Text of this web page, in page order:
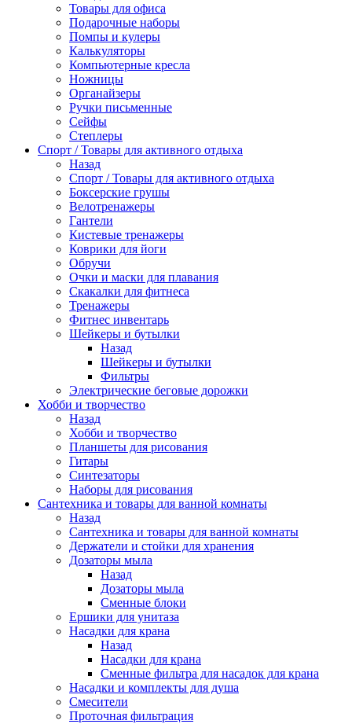
Товары для офиса
Подарочные наборы
Помпы и кулеры
Калькуляторы
Компьютерные кресла
Ножницы
Органайзеры
Ручки письменные
Сейфы
Степлеры
Спорт / Товары для активного отдыха
Назад
Спорт / Товары для активного отдыха
Боксерские грушы
Велотренажеры
Гантели
Кистевые тренажеры
Коврики для йоги
Обручи
Очки и маски для плавания
Скакалки для фитнеса
Тренажеры
Фитнес инвентарь
Шейкеры и бутылки
Назад
Шейкеры и бутылки
Фильтры
Электрические беговые дорожки
Хобби и творчество
Назад
Хобби и творчество
Планшеты для рисования
Гитары
Синтезаторы
Наборы для рисования
Сантехника и товары для ванной комнаты
Назад
Сантехника и товары для ванной комнаты
Держатели и стойки для хранения
Дозаторы мыла
Назад
Дозаторы мыла
Сменные блоки
Ершики для унитаза
Насадки для крана
Назад
Насадки для крана
Сменные фильтра для насадок для крана
Насадки и комплекты для душа
Смесители
Проточная фильтрация